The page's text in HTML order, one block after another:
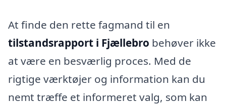
At finde den rette fagmand til en
tilstandsrapport i Fjællebro behøver ikke
at være en besværlig proces. Med de
rigtige værktøjer og information kan du
nemt træffe et informeret valg, som kan